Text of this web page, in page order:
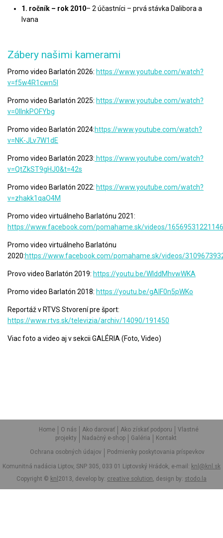
1. ročník – rok 2010– 2 účastníci – prvá stávka Dalibora a
Ivana
Zábery našimi kamerami
Promo video Barlatón 2026: https://www.youtube.com/watch?
v=f5w4R1cwn5I
Promo video Barlatón 2025: https://www.youtube.com/watch?
v=0IInkPOFYbg
Promo video Barlatón 2024:https://www.youtube.com/watch?
v=NK-JLv7W1dE
Promo video Barlatón 2023: https://www.youtube.com/watch?
v=QtZkST9gHJ0&t=42s
Promo video Barlatón 2022: https://www.youtube.com/watch?
v=zhakk1qaO4M
Promo video virtuálneho Barlatónu 2021:
https://www.facebook.com/pomahame.sk/videos/
Promo video virtuálneho Barlatónu
2020:https://www.facebook.com/pomahame.sk/videos/
Provo video Barlatón 2019: https://youtu.be/WIddMhvwWKA
Promo video Barlatón 2018: https://youtu.be/gAIF0n5pWKo
Reportáž v RTVS Stvorení pre šport:
https://www.rtvs.sk/televizia/archiv/14090/191450
Viac foto a video aj v sekcii GALÉRIA (Foto, Video)
Home O nás Ako darovať Ako získať podporu
Vlastné
projekty
Nadačný e-shop Galéria Kontakt
Ochrana osobných údajov Podmienky poskytovania príspevkov
Komunitná nadácia Liptov, SNP 305, 033 01 Liptovský Hrádok, e-mail: knl@knl.sk
Copyright © knl 2013, develop by: creative solution, design by: stodo.la